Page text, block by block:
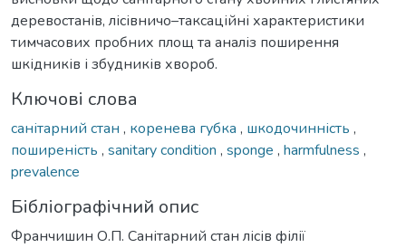
деревостанів, лісівничо–таксаційні характеристики
тимчасових пробних площ та аналіз поширення
шкідників і збудників хвороб.
Ключові слова
санітарний стан , коренева губка , шкодочинність ,
поширеність , sanitary condition , sponge , harmfulness ,
prevalence
Бібліографічний опис
Франчишин О.П. Санітарний стан лісів філії